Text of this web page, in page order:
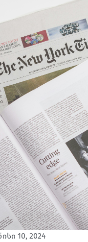
10, 2024